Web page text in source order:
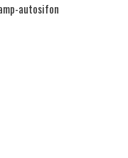
autosifon